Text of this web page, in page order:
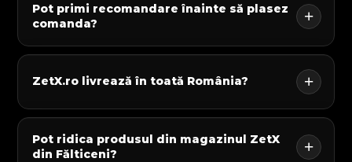
Pot primi recomandare înainte să plasez
comanda?
ZetX.ro livrează în toată România?
Pot ridica produsul din magazinul ZetX
din Fălticeni?